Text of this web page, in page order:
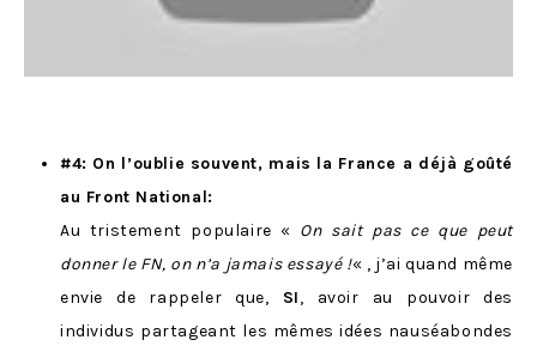
#4: On l’oublie souvent, mais la France a déjà goûté
au Front National:
Au tristement populaire « On sait pas ce que peut
donner le FN, on n’a jamais essayé !« , j’ai quand même
envie de rappeler que, SI, avoir au pouvoir des
individus partageant les mêmes idées nauséabondes